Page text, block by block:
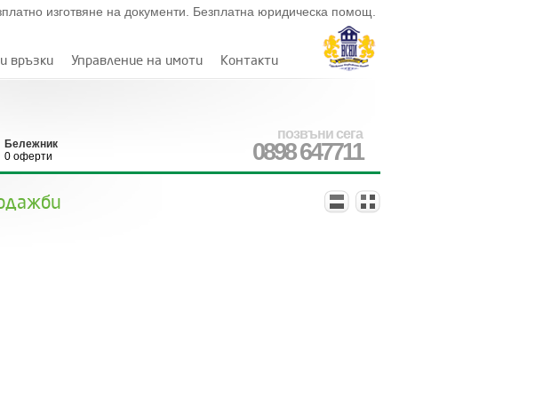
изготвяне на документи. Безплатна юридическа помощ.
връзки Управление на имоти Контакти
позвъни сега
0898 647711
Бележник
0 оферти